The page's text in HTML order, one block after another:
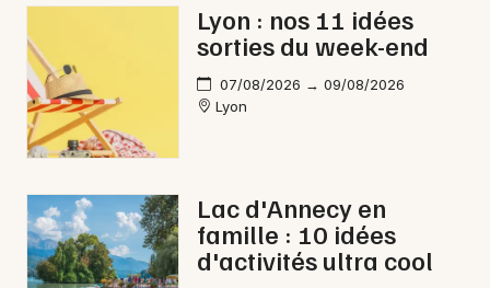
Lyon : nos 11 idées
sorties du week-end
07/08/2026 → 09/08/2026
Lyon
Lac d'Annecy en
famille : 10 idées
d'activités ultra cool